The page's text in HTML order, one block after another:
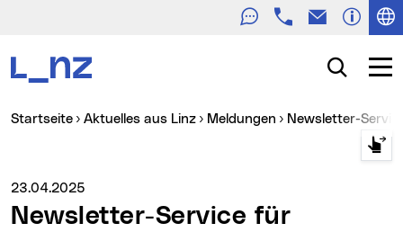
TelefonE-Mail
Suche
Sie sind hier:
Startseite Aktuelles aus Linz Meldungen Newsletter-
Medienservice vom:
23.04.2025
Newsletter-Service für